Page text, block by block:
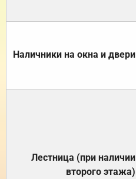
Наличники на окна и двери
Лестница (при наличии
второго этажа)